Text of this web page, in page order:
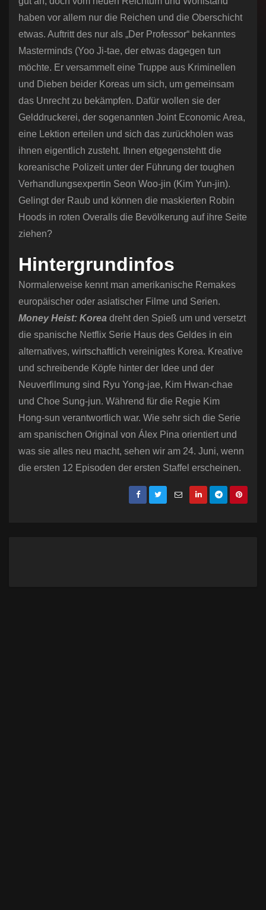
haben vor allem nur die Reichen und die Oberschicht
etwas. Auftritt des nur als „Der Professor“ bekanntes
Masterminds (Yoo Ji-tae, der etwas dagegen tun
möchte. Er versammelt eine Truppe aus Kriminellen
und Dieben beider Koreas um sich, um gemeinsam
das Unrecht zu bekämpfen. Dafür wollen sie der
Gelddruckerei, der sogenannten Joint Economic Area,
eine Lektion erteilen und sich das zurückholen was
ihnen eigentlich zusteht. Ihnen etgegenstehtt die
koreanische Polizeit unter der Führung der toughen
Verhandlungsexpertin Seon Woo-jin (Kim Yun-jin).
Gelingt der Raub und können die maskierten Robin
Hoods in roten Overalls die Bevölkerung auf ihre Seite
ziehen?
Hintergrundinfos
Normalerweise kennt man amerikanische Remakes
europäischer oder asiatischer Filme und Serien.
Money Heist: Korea dreht den Spieß um und versetzt
die spanische Netflix Serie Haus des Geldes in ein
alternatives, wirtschaftlich vereinigtes Korea. Kreative
und schreibende Köpfe hinter der Idee und der
Neuverfilmung sind Ryu Yong-jae, Kim Hwan-chae
und Choe Sung-jun. Während für die Regie Kim
Hong-sun verantwortlich war. Wie sehr sich die Serie
am spanischen Original von Álex Pina orientiert und
was sie alles neu macht, sehen wir am 24. Juni, wenn
die ersten 12 Episoden der ersten Staffel erscheinen.